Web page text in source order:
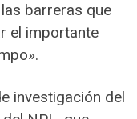
barreras que
el importante
investigación del